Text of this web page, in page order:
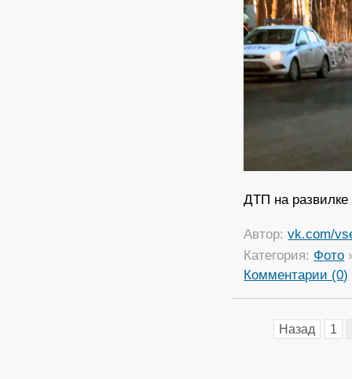
ДТП на развилке
Автор:vk.com/
Категория: Фото
Комментарии (0)
Назад 1